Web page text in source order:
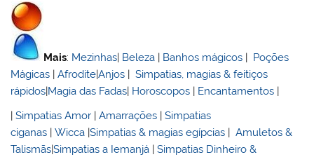
Mais: Mezinhas| Beleza | Banhos mágicos | Poções
Mágicas |Afrodite|Anjos |Simpatias, magias & feitiços
rápidos|Magia das Fadas| Horoscopos | Encantamentos |
|Simpatias Amor |Amarrações |Simpatias
ciganas |Wicca |Simpatias & magias egípcias |Amuletos &
Talismãs|Simpatias a Iemanjá |Simpatias Dinheiro &